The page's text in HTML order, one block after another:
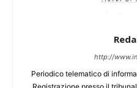
http://
Periodico telematico di